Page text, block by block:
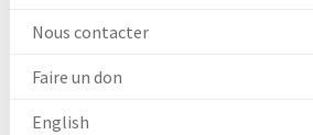
Nous contacter
Faire un don
English